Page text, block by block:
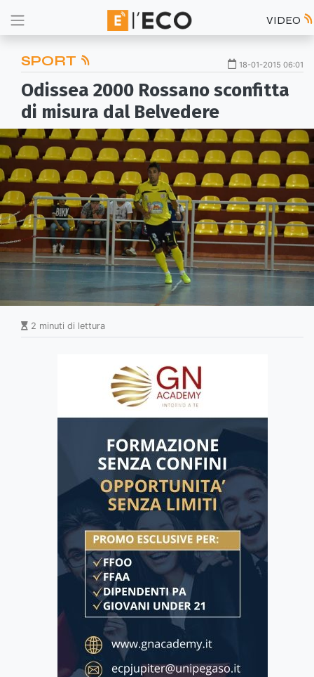
VIDEO
SPORT 18-01-2015 06:01
Odissea 2000 Rossano sconfitta
di misura dal Belvedere
2 minuti di lettura